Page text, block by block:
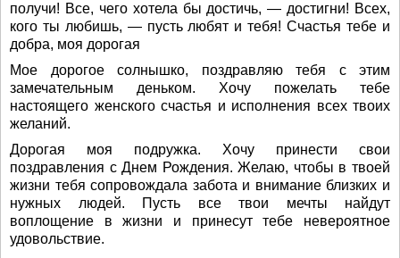
получи! Все, чего хотела бы достичь, — достигни! Всех,
кого ты любишь, — пусть любят и тебя! Счастья тебе и
добра, моя дорогая
Мое дорогое солнышко, поздравляю тебя с этим
замечательным деньком. Хочу пожелать тебе
настоящего женского счастья и исполнения всех твоих
желаний.
Дорогая моя подружка. Хочу принести свои
поздравления с Днем Рождения. Желаю, чтобы в твоей
жизни тебя сопровождала забота и внимание близких и
нужных людей. Пусть все твои мечты найдут
воплощение в жизни и принесут тебе невероятное
удовольствие.